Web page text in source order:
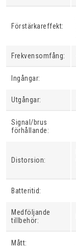
Förstärkareffekt:
Frekvensomfång:
Ingångar:
Utgångar:
Signal/brus
förhållande:
Distorsion:
Batteritid:
Medföljande
tillbehör:
Mått: